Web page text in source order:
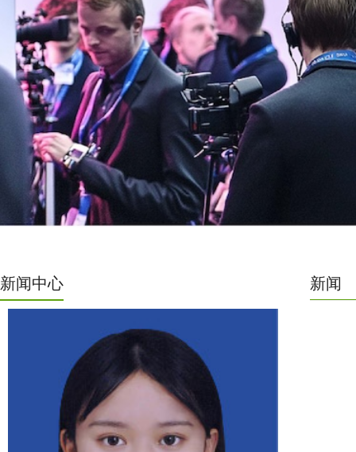
新闻中心 新闻
UFI、FKM、OJS、Eventgold会展行业
的四大权威认证机构